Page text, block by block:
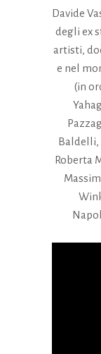
Davide
degli ex
artisti,
e nel
(in
Baldelli,
Roberta